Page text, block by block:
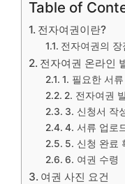
Table of
전자여권이란?
전자여권의 장
전자여권 온라인
1. 필요한 서
2. 전자여권
3. 신청서 작
4. 서류 업로
5. 신청 완료
6. 여권 수령
여권 사진 요건